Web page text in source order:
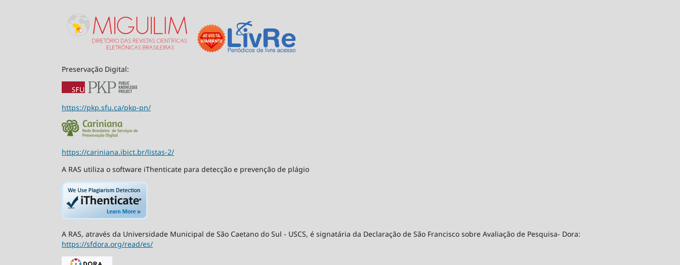
Preservação Digital:
https://pkp.sfu.ca/pkp-pn/
https://cariniana.ibict.br/listas-2/
A RAS utiliza o software iThenticate para detecção e prevenção de plágio
A RAS, através da Universidade Municipal de São Caetano do Sul - USCS, é signatária da Declaração de São Francisco sobre Avaliação de Pesquisa- Dora:
https://sfdora.org/read/es/